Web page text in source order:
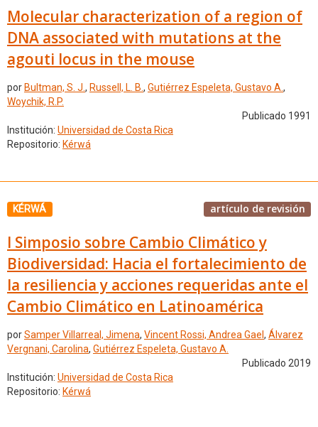
Molecular characterization of a region of
DNA associated with mutations at the
agouti locus in the mouse
por Bultman, S. J., Russell, L. B., Gutiérrez Espeleta, Gustavo A.,
Woychik, R.P.
Publicado 1991
Institución: Universidad de Costa Rica
Repositorio: Kérwá
KÉRWÁ artículo de revisión
I Simposio sobre Cambio Climático y
Biodiversidad: Hacia el fortalecimiento de
la resiliencia y acciones requeridas ante el
Cambio Climático en Latinoamérica
porSamper Villarreal, Jimena, Vincent Rossi, Andrea Gael , Álvarez
Vergnani, Carolina, Gutiérrez Espeleta, Gustavo A.
Publicado 2019
Institución: Universidad de Costa Rica
Repositorio: Kérwá